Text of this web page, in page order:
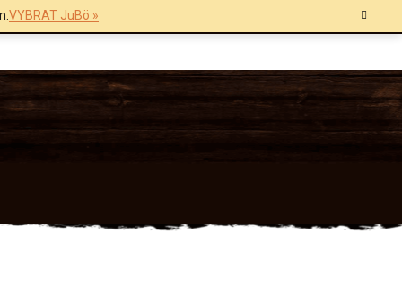
VYBRAT JuBö »